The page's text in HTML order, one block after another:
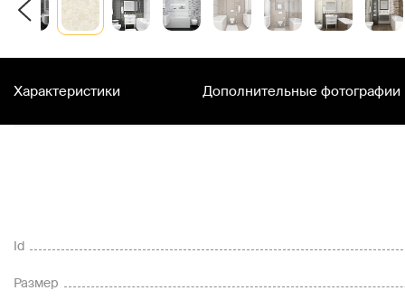
Характеристики Дополнительные фотографии
Id
Размер